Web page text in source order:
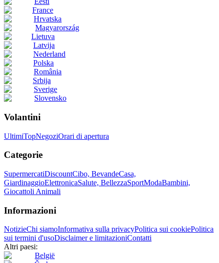
France
Hrvatska
Magyarország
Lietuva
Latvija
Nederland
Polska
România
Srbija
Sverige
Slovensko
Volantini
UltimiTopNegoziOrari di apertura
Categorie
SupermercatiDiscountCibo, BevandeCasa,
GiardinaggioElettronicaSalute, BellezzaSportModaBambini,
Giocattoli Animali
Informazioni
NotizieChi siamoInformativa sulla privacyPolitica sui cookiePolitica
sui termini d'usoDisclaimer e limitazioniContatti
Altri paesi:
België